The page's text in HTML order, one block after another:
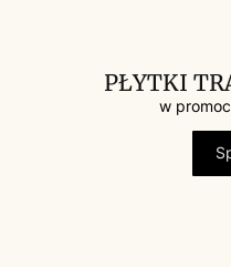
PŁYTKI
w